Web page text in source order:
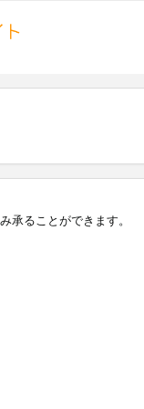
承ることができます。